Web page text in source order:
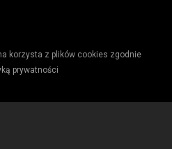
korzysta z plików cookies zgodnie
prywatności